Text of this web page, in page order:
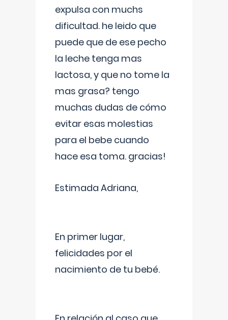
expulsa con muchs
dificultad. he leido que
puede que de ese pecho
la leche tenga mas
lactosa, y que no tome la
mas grasa? tengo
muchas dudas de cómo
evitar esas molestias
para el bebe cuando
hace esa toma. gracias!
Estimada Adriana,
En primer lugar,
felicidades por el
nacimiento de tu bebé.